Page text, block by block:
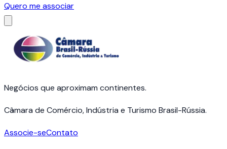
Quero me associar
Negócios que aproximam continentes.
Câmara de Comércio, Indústria e Turismo Brasil-Rússia.
Associe-seContato